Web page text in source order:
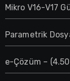
Mikro V16-V17
Parametrik
e-Çözüm –